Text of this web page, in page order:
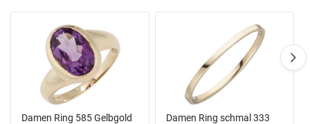
Damen Ring 585 Gelbgold
Damen Ring schmal 333